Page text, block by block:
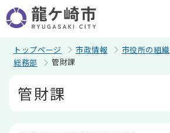
の
ペ
トップページ 市政情報 市役所の組織
総務部
管財課
管財課